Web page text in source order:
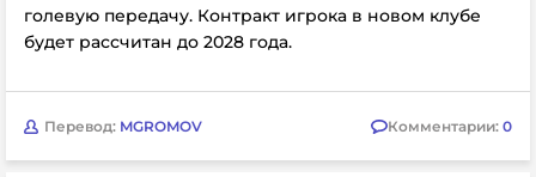
голевую передачу. Контракт игрока в новом клубе
будет рассчитан до 2028 года.
Перевод: MGROMOV Комментарии: 0